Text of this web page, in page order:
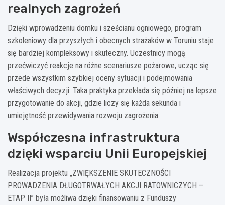
realnych zagrożeń
Dzięki wprowadzeniu domku i sześcianu ogniowego, program
szkoleniowy dla przyszłych i obecnych strażaków w Toruniu staje
się bardziej kompleksowy i skuteczny. Uczestnicy mogą
przećwiczyć reakcje na różne scenariusze pożarowe, ucząc się
przede wszystkim szybkiej oceny sytuacji i podejmowania
właściwych decyzji. Taka praktyka przekłada się później na lepsze
przygotowanie do akcji, gdzie liczy się każda sekunda i
umiejętność przewidywania rozwoju zagrożenia.
Współczesna infrastruktura
dzięki wsparciu Unii Europejskiej
Realizacja projektu „ZWIĘKSZENIE SKUTECZNOŚCI
PROWADZENIA DŁUGOTRWAŁYCH AKCJI RATOWNICZYCH –
ETAP II” była możliwa dzięki finansowaniu z Funduszy